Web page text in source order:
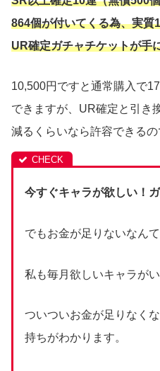
864個が付いてくる為、実質
UR確定ガチャチケットが手
10,500円ですと通常購入で
できますが、UR確定と引き
減るくらいなら許容できる
今すぐキャラが欲しい！
でもお金が足りないなん
私も毎月欲しいキャラがい
ついついお金が足りなく
持ちがわかります。